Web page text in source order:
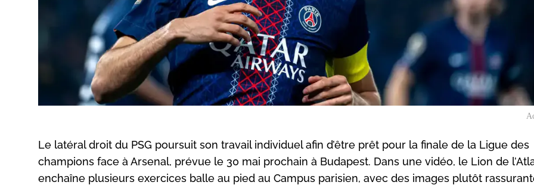
Le latéral droit du PSG poursuit son travail individuel afin d’être prêt pour la finale de la Ligue des
champions face à Arsenal, prévue le 30 mai prochain à Budapest. Dans une vidéo, le Lion de
enchaîne plusieurs exercices balle au pied au Campus parisien, avec des images plutôt